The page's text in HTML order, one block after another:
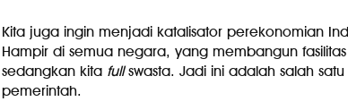
Kita juga ingin menjadi katalisator perekonomian
Hampir di semua negara, yang membangun
sedangkan kita fullswasta. Jadi ini adalah salah
pemerintah.